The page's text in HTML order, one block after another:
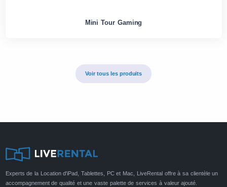
Mini Tour Gaming
Voir tous les produits
Experts de la Location d'iPad, Tablettes, PC et Mac, LiveRental offre à sa clientèle un
accompagnement de qualité et une vaste palette de services à valeur ajouté.